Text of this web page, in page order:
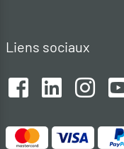
Liens sociaux